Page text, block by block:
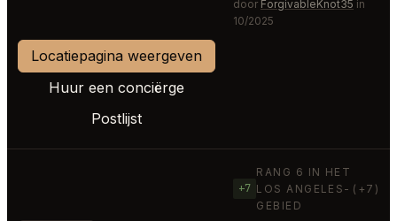
door ForgivableKnot35 in
10/2025
Locatiepagina weergeven
Huur een conciërge
Postlijst
+7
RANG 6 IN HET
LOS ANGELES-
GEBIED
(+7)